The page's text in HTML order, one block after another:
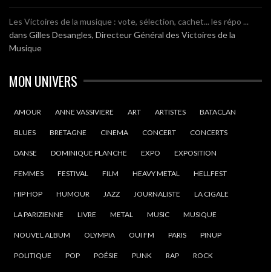
Les Victoires de la musique : vote, sélection, cachet... les répo ...
dans Gilles Desangles, Directeur Général des Victoires de la
Musique
MON UNIVERS
AMOUR ANNE VASSIVIERE ART ARTISTES BATACLAN
BLUES BRETAGNE CINEMA CONCERT CONCERTS
DANSE DOMINIQUE PLANCHE EXPO EXPOSITION
FEMMES FESTIVAL FILM HEAVY METAL HELLFEST
HIP HOP HUMOUR JAZZ JOURNALISTE LA CIGALE
LA PARIZIENNE LIVRE METAL MUSIC MUSIQUE
NOUVEL ALBUM OLYMPIA OUI FM PARIS PINUP
POLITIQUE POP POÉSIE PUNK RAP ROCK